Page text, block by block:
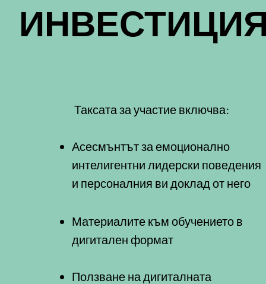
Таксата за участие включва:
Асесмънтът за емоционално
интелигентни лидерски поведения
и персоналния ви доклад от него
Материалите към обучението в
дигитален формат
Ползване на дигиталната